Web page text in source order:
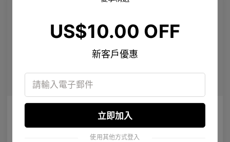
AL_02
一款簡潔的半框設計，融合了Y2K和動漫元素。
US$10.00 OFF
新客戶優惠
立即加入
使用其他方式登入